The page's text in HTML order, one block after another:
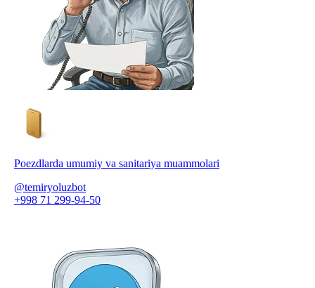
Poezdlarda umumiy va sanitariya muammolari
@temiryoluzbot
+998 71 299-94-50